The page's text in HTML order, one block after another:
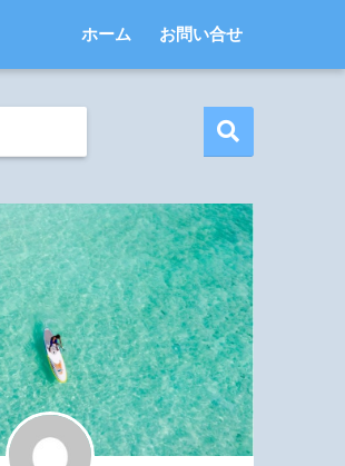
ホーム お問い合せ